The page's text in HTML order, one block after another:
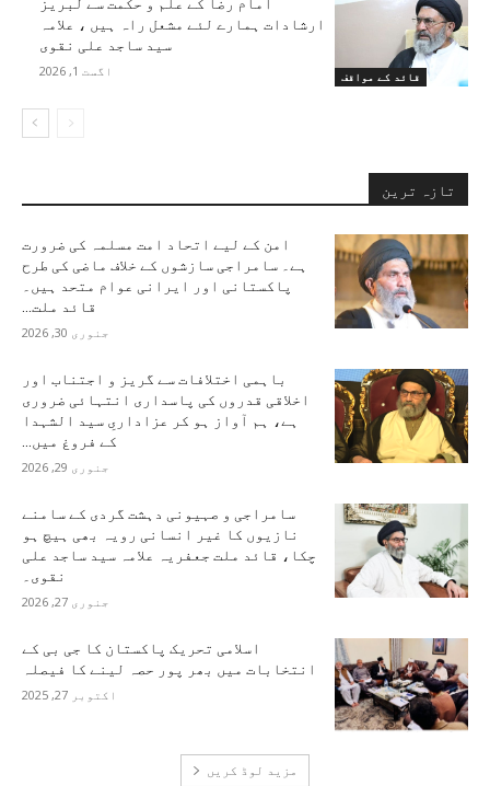
قائد کے مواقف
ارشادات ہمارے لئے مشعل راہ ہیں ، علامہ
سید ساجد علی نقوی
اگست 1, 2026
تازہ ترین
امن کے لیے اتحاد امت مسلمہ کی ضرورت
ہے۔ سامراجی سازشوں کے خلاف ماضی کی طرح
پاکستانی اور ایرانی عوام متحد ہیں۔
قائد ملت...
جنوری 30, 2026
باہمی اختلافات سے گریز و اجتناب اور
اخلاقی قدروں کی پاسداری انتہائی ضروری
ہے، ہم آواز ہو کر عزاداریِ سید الشہدا
کے فروغ میں...
جنوری 29, 2026
سامراجی و صہیونی دہشت گردی کے سامنے
نازیوں کا غیر انسانی رویہ بھی ہیچ ہو
چکا، قائد ملت جعفریہ علامہ سید ساجد علی
نقوی۔
جنوری 27, 2026
اسلامی تحریک پاکستان کا جی بی کے
انتخابات میں بھر پور حصہ لینے کا فیصلہ
اکتوبر 27, 2025
مزید لوڈ کریں